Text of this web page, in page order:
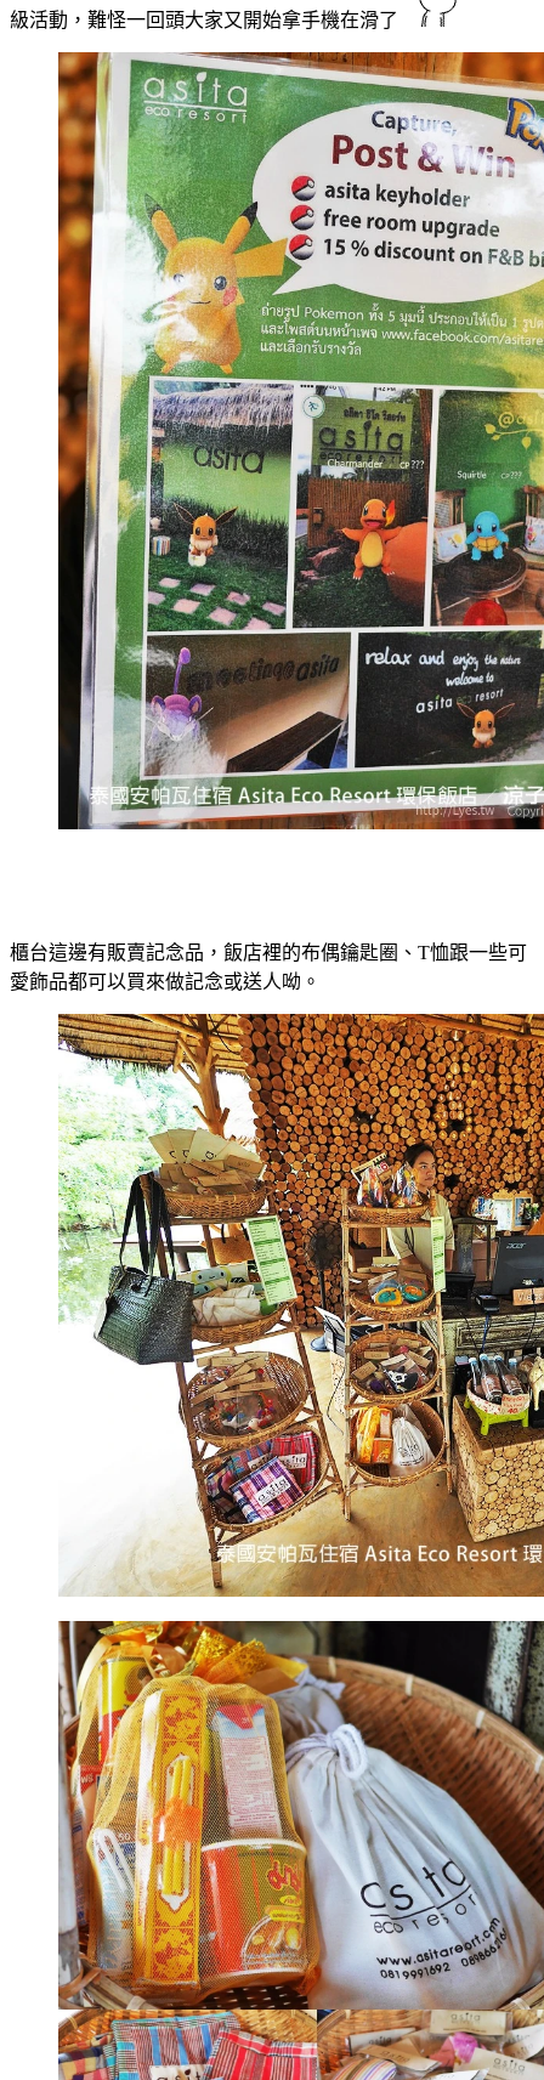
級活動，難怪一回頭大家又開始拿手機在滑了
櫃台這邊有販賣記念品，飯店裡的布偶鑰匙圈、T恤跟一些可
愛飾品都可以買來做記念或送人呦。